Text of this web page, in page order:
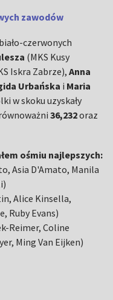
zawodów
czerwonych
(MKS Kusy
Iskra Zabrze),Anna
Urbańska i Maria
w skoku uzyskały
36,232oraz
ośmiu najlepszych:
Asia D'Amato, Manila
Alice Kinsella,
Ruby Evans)
Reimer, Coline
Ming Van Eijken)